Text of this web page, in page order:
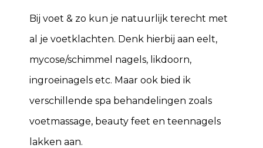
Bij voet & zo kun je natuurlijk terecht met
al je voetklachten. Denk hierbij aan eelt,
mycose/schimmel nagels, likdoorn,
ingroeinagels etc. Maar ook bied ik
verschillende spa behandelingen zoals
voetmassage, beauty feet en teennagels
lakken aan.